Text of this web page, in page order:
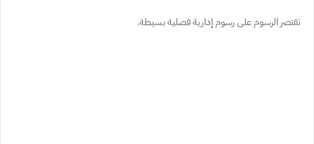
تقتصر الرسوم على رسوم إدارية فصلية بسيطة.